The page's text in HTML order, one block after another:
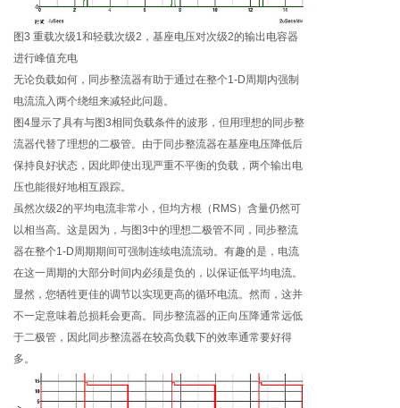
图3 重载次级1和轻载次级2，基座电压对次级2的输出电容器
进行峰值充电
无论负载如何，同步整流器有助于通过在整个1-D周期内强制
电流流入两个绕组来减轻此问题。
图4显示了具有与图3相同负载条件的波形，但用理想的同步整
流器代替了理想的二极管。由于同步整流器在基座电压降低后
保持良好状态，因此即使出现严重不平衡的负载，两个输出电
压也能很好地相互跟踪。
虽然次级2的平均电流非常小，但均方根（RMS）含量仍然可
以相当高。这是因为，与图3中的理想二极管不同，同步整流
器在整个1-D周期期间可强制连续电流流动。有趣的是，电流
在这一周期的大部分时间内必须是负的，以保证低平均电流。
显然，您牺牲更佳的调节以实现更高的循环电流。然而，这并
不一定意味着总损耗会更高。同步整流器的正向压降通常远低
于二极管，因此同步整流器在较高负载下的效率通常要好得
多。